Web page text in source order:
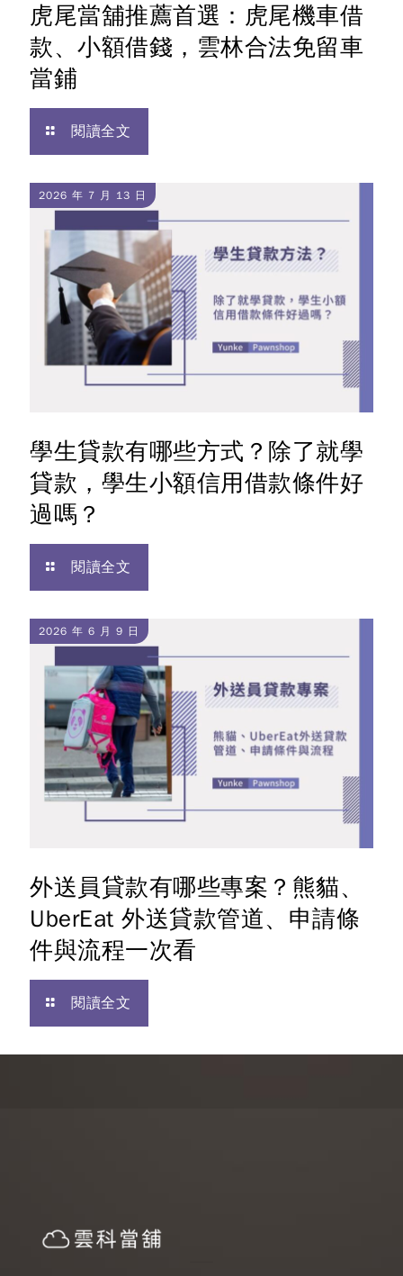
虎尾當舖推薦首選：虎尾機車借
款、小額借錢，雲林合法免留車
當鋪
閱讀全文
2026 年 7 月 13 日
學生貸款有哪些方式？除了就學
貸款，學生小額信用借款條件好
過嗎？
閱讀全文
2026 年 6 月 9 日
外送員貸款有哪些專案？熊貓、
UberEat 外送貸款管道、申請條
件與流程一次看
閱讀全文